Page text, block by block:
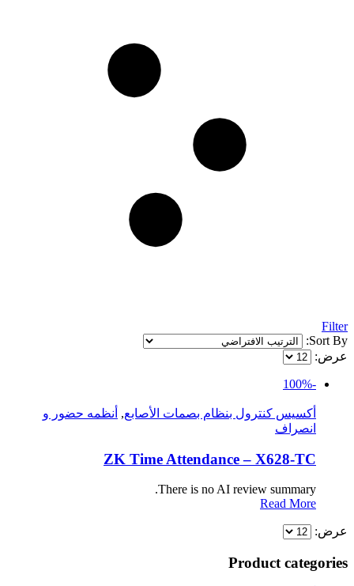
Filter
Sort By:
عرض:
-100%
أكسيس كنترول بنظام بصمات الأصابع, أنظمه حضور و
انصراف
ZK Time Attendance – X628-TC
There is no AI review summary.
Read More
عرض:
Product categories